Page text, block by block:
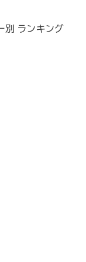
別 ランキング